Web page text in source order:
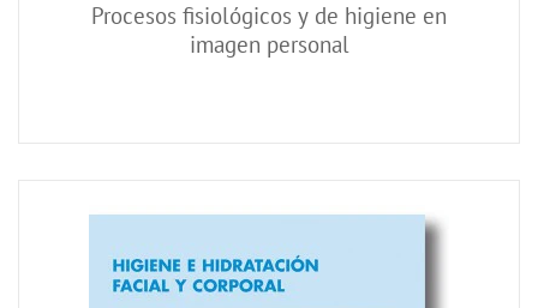
Procesos fisiológicos y de higiene en
imagen personal